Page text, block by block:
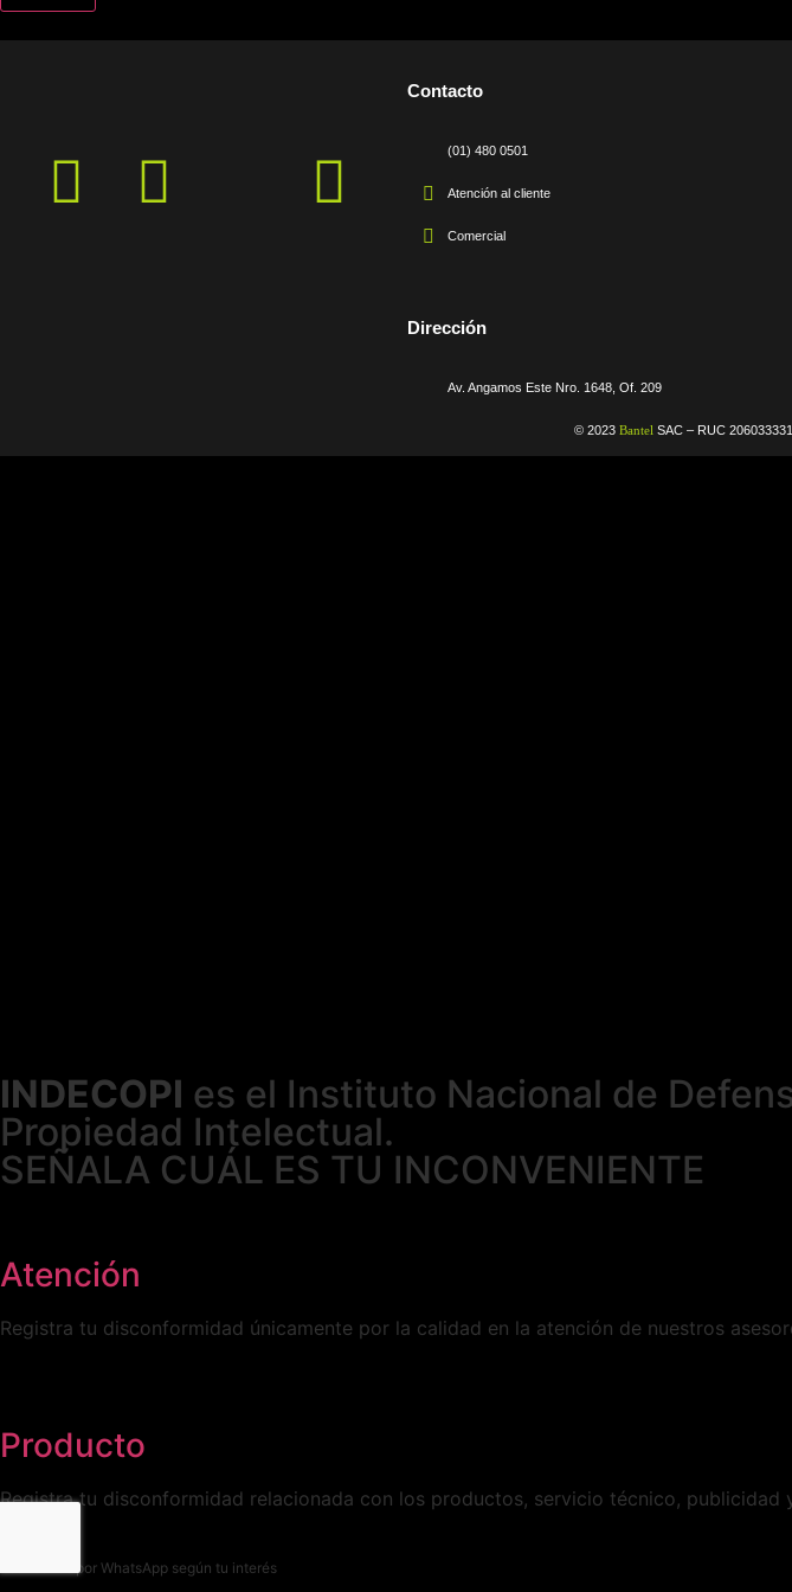
Contacto
(01) 480 0501
Atención al cliente
Comercial
Dirección
Av. Angamos Este Nro. 1648, Of. 209
© 2023 Bantel SAC – RUC
INDECOPI es el Instituto Nacional de
Propiedad Intelectual.
SEÑALA CUÁL ES TU INCONVENIENTE
Atención
Registra tu disconformidad únicamente por la calidad en la atención de nuestros
Producto
Registra tu disconformidad relacionada con los productos, servicio técnico, publicidad
Escríbenos por WhatsApp según tu interés